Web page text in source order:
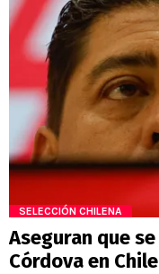
SELECCIÓN CHILENA
Aseguran que
Córdova en Chile